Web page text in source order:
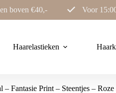
boven €40,- Voor
Haarelastieken
– Fantasie Print – Steentjes – Roze